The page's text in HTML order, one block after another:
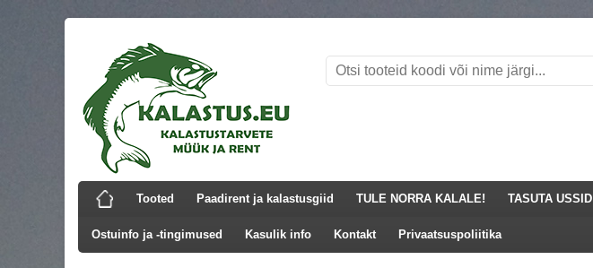
Tooted Paadirent ja kalastusgiid TULE NORRA KALALE! TASUTA USSID
Ostuinfo ja -tingimused Kasulik info Kontakt Privaatsuspoliitika